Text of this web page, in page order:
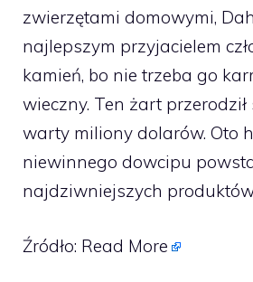
zwierzętami domowymi,
najlepszym przyjacielem
kamień, bo nie trzeba go
wieczny. Ten żart
warty miliony dolarów. Oto
niewinnego dowcipu
najdziwniejszych
Źródło: Read More